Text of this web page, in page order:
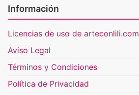
Información
Licencias de uso de arteconlili.com
Aviso Legal
Términos y Condiciones
Política de Privacidad